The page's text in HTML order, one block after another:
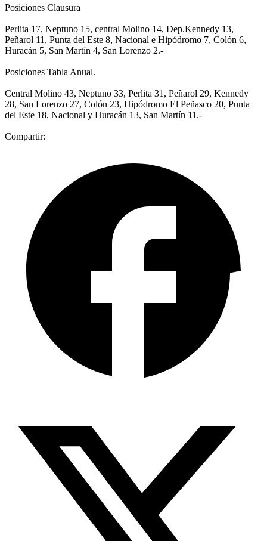
Posiciones Clausura
Perlita 17, Neptuno 15, central Molino 14, Dep.Kennedy 13,
Peñarol 11, Punta del Este 8, Nacional e Hipódromo 7, Colón 6,
Huracán 5, San Martín 4, San Lorenzo 2.-
Posiciones Tabla Anual.
Central Molino 43, Neptuno 33, Perlita 31, Peñarol 29, Kennedy
28, San Lorenzo 27, Colón 23, Hipódromo El Peñasco 20, Punta
del Este 18, Nacional y Huracán 13, San Martín 11.-
Compartir: